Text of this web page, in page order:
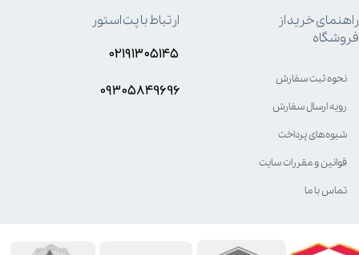
راهنمای خرید از
فروشگاه
نحوه ثبت سفارش
رویه ارسال سفارش
شیوه‌های پرداخت
قوانین و مقررات سایت
تماس با ما
ارتباط با پت استور
۰۲۱۹۱۳۰۵۱۴۵
۰۹۳۰۵8۴9696